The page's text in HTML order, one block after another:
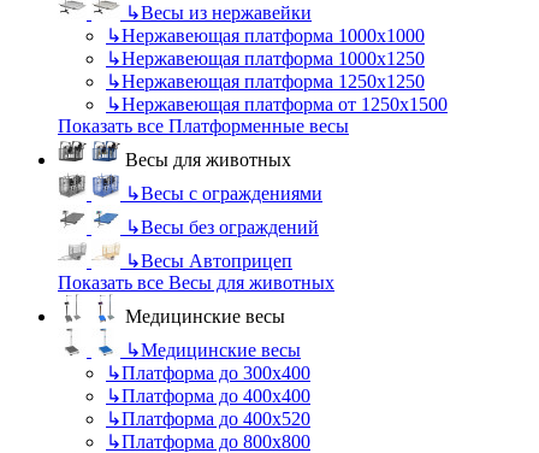
↳Весы из нержавейки
↳Нержавеющая платформа 1000х1000
↳Нержавеющая платформа 1000х1250
↳Нержавеющая платформа 1250х1250
↳Нержавеющая платформа от 1250х1500
Показать все Платформенные весы
Весы для животных
↳Весы с ограждениями
↳Весы без ограждений
↳Весы Автоприцеп
Показать все Весы для животных
Медицинские весы
↳Медицинские весы
↳Платформа до 300х400
↳Платформа до 400х400
↳Платформа до 400х520
↳Платформа до 800х800